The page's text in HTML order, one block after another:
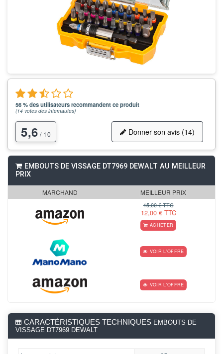
56 % des utilisateurs recommandent ce produit
(14 votes des internautes)
5,6 / 10 Donner son avis (14)
EMBOUTS DE VISSAGE DT7969 DEWALT AU MEILLEUR
PRIX
MARCHAND MEILLEUR PRIX
15,00 € TTC
12,00 € TTC
ACHETER
VOIR L'OFFRE
VOIR L'OFFRE
CARACTÉRISTIQUES TECHNIQUES EMBOUTS DE
VISSAGE DT7969 DEWALT